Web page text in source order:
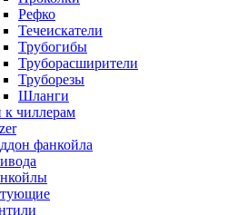
Рефко
Течеискатели
Трубогибы
Труборасширители
Труборезы
Шланги
к чиллерам
фанкойла